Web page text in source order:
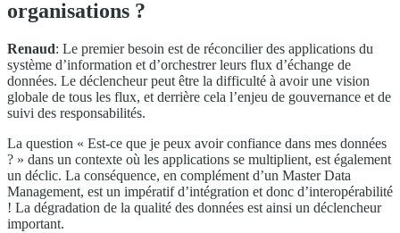
organisations ?
Renaud: Le premier besoin est de réconcilier des applications du
système d’information et d’orchestrer leurs flux d’échange de
données. Le déclencheur peut être la difficulté à avoir une vision
globale de tous les flux, et derrière cela l’enjeu de gouvernance et de
suivi des responsabilités.
La question « Est-ce que je peux avoir confiance dans mes données
? » dans un contexte où les applications se multiplient, est également
un déclic. La conséquence, en complément d’un Master Data
Management, est un impératif d’intégration et donc d’interopérabilité
! La dégradation de la qualité des données est ainsi un déclencheur
important.